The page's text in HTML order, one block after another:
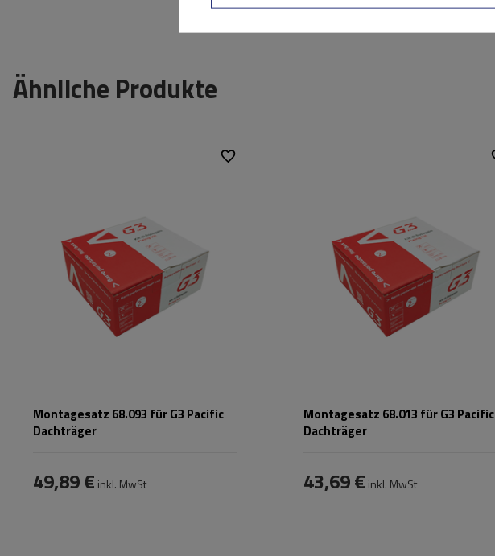
Ähnliche Produkte
Montagesatz 68.093 für G3 Pacific
Dachträger
49,89 € inkl. MwSt
Montagesatz 68.013 für G3 Pacific
Dachträger
43,69 € inkl. MwSt